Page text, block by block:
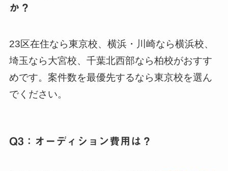
か？
23区在住なら東京校、横浜・川崎なら横浜校、
埼玉なら大宮校、千葉北西部なら柏校がおすす
めです。案件数を最優先するなら東京校を選ん
でください。
Q3：オーディション費用は？